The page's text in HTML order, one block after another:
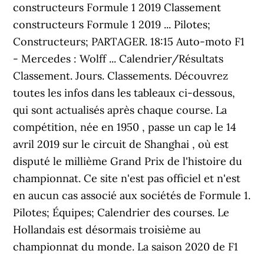
constructeurs Formule 1 2019 Classement
constructeurs Formule 1 2019 ... Pilotes;
Constructeurs; PARTAGER. 18:15 Auto-moto F1
- Mercedes : Wolff ... Calendrier/Résultats
Classement. Jours. Classements. Découvrez
toutes les infos dans les tableaux ci-dessous,
qui sont actualisés après chaque course. La
compétition, née en 1950 , passe un cap le 14
avril 2019 sur le circuit de Shanghai , où est
disputé le millième Grand Prix de l'histoire du
championnat. Ce site n'est pas officiel et n'est
en aucun cas associé aux sociétés de Formule 1.
Pilotes; Équipes; Calendrier des courses. Le
Hollandais est désormais troisième au
championnat du monde. La saison 2020 de F1